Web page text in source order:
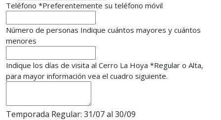
Teléfono *Preferentemente su teléfono móvil
Número de personas Indique cuántos mayores y cuántos
menores
Indique los días de visita al Cerro La Hoya *Regular o Alta,
para mayor información vea el cuadro siguiente.
Temporada Regular: 31/07 al 30/09